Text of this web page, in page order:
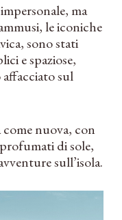
ma
le iconiche
sono stati
e spaziose,
sul
nuova, con
di sole,
sull’isola.